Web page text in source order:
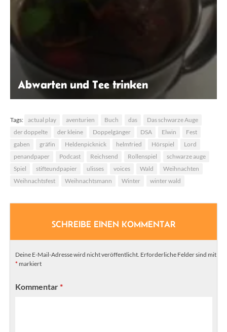
Abwarten und Tee trinken
Tags: actual play aventurien Buch das
Das schwarze Auge
der doppelte
der kleine Doppelgänger DSA Elwin
Fest
gaben
gräfin Heldenpicknick helmfried Hörspiel
Lord
penandpaper
Podcast Reichsend Rollenspiel
schwarze auge
Spiel
stifteundpapier ulisses voices Wald
Weihnachten
Weihnachtsfest
Weihnachtsmann Winter winter wald
SCHREIBE EINEN KOMMENTAR
Deine E-Mail-Adresse wird nicht veröffentlicht. Erforderliche Felder sind mit
* markiert
Kommentar*